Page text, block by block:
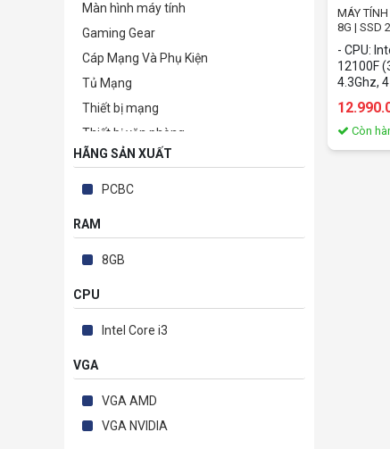
Màn hình máy tính
Gaming Gear
Cáp Mạng Và Phụ Kiện
Tủ Mạng
Thiết bị mạng
Thiết bị văn phòng
Camera giám sát & Phụ kiện
Phần mềm bản quyền
Thiết bị nghe nhìn & Giải trí
Điện tử - Điện lạnh
Thiết Bị Sức Khỏe
HÃNG SẢN XUẤT
PCBC
RAM
8GB
CPU
Intel Core i3
VGA
VGA AMD
VGA NVIDIA
MÁY
8G | SSD
- CPU:
12100F
4.3Ghz,
256Gb
Còn